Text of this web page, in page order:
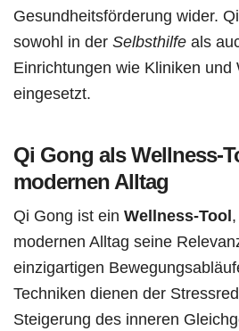
Gesundheitsförderung wider.
sowohl in der Selbsthilfe als
Einrichtungen wie Kliniken und
eingesetzt.
Qi Gong als Wellness-
modernen Alltag
Qi Gong ist ein Wellness-Tool
modernen Alltag seine
einzigartigen
Techniken dienen der
Steigerung des inneren